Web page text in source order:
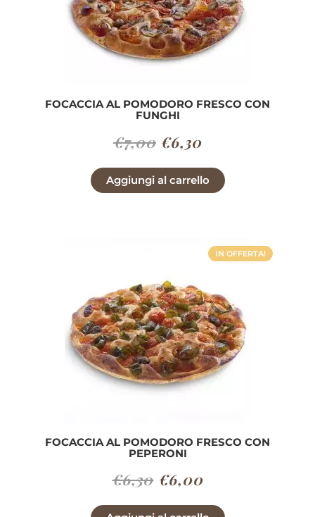
FOCACCIA AL POMODORO FRESCO CON
FUNGHI
€7,00 Il
prezzo
originale
€6,30Il
prezzo
attuale
Aggiungi al carrello
IN OFFERTA!
FOCACCIA AL POMODORO FRESCO CON
PEPERONI
€6,30 Il
prezzo
€6,00Il
prezzo